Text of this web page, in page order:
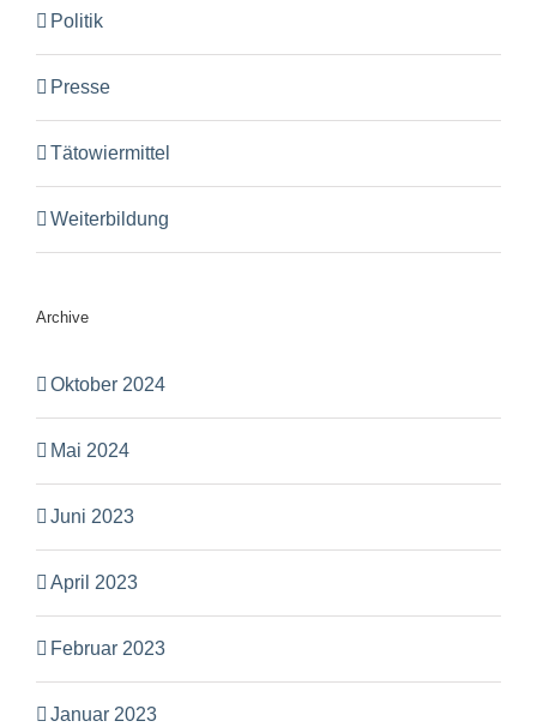
Politik
Presse
Tätowiermittel
Weiterbildung
Archive
Oktober 2024
Mai 2024
Juni 2023
April 2023
Februar 2023
Januar 2023